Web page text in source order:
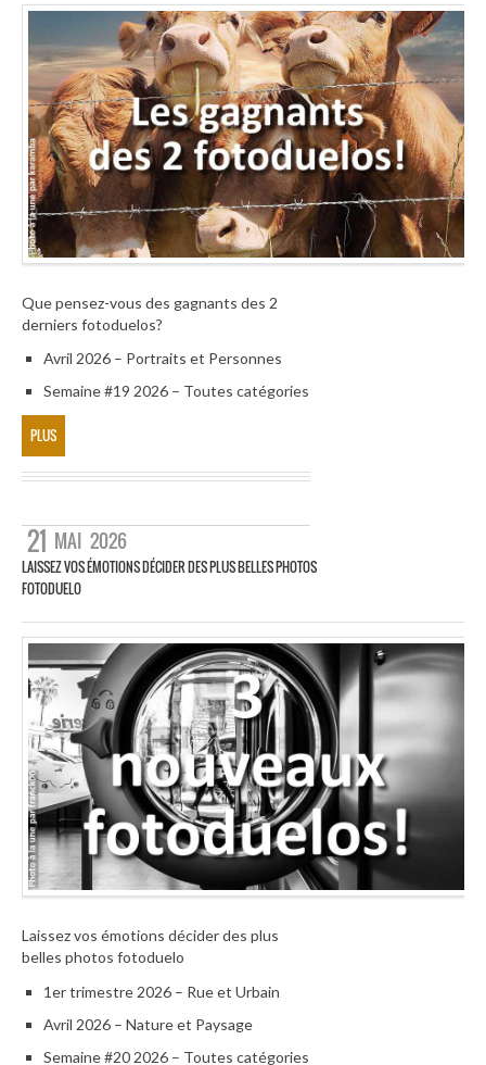
Que pensez-vous des gagnants des 2
derniers fotoduelos?
Avril 2026 – Portraits et Personnes
Semaine #19 2026 – Toutes catégories
PLUS
21 MAI 2026
LAISSEZ VOS ÉMOTIONS DÉCIDER DES PLUS BELLES PHOTOS
FOTODUELO
Laissez vos émotions décider des plus
belles photos fotoduelo
1er trimestre 2026 – Rue et Urbain
Avril 2026 – Nature et Paysage
Semaine #20 2026 – Toutes catégories